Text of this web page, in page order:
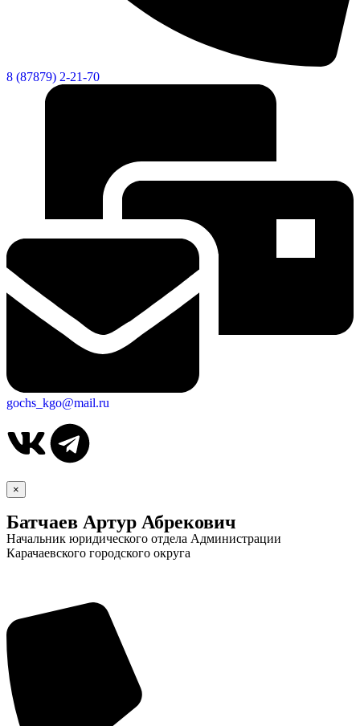
8 (87879) 2-21-70
gochs_kgo@mail.ru
×
Батчаев Артур Абрекович
Начальник юридического отдела Администрации
Карачаевского городского округа